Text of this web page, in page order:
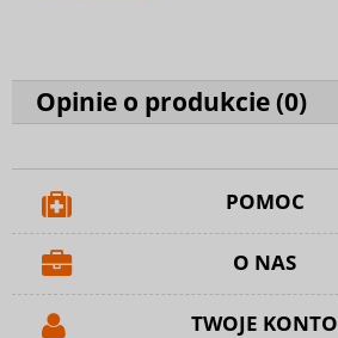
Opinie o produkcie (0)
POMOC
O NAS
TWOJE KONTO